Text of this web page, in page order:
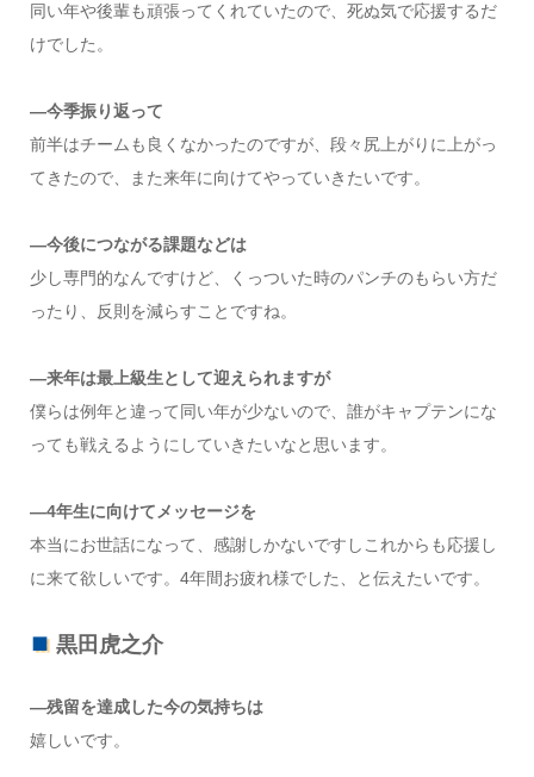
同い年や後輩も頑張ってくれていたので、死ぬ気で応援するだ
けでした。
―今季振り返って
前半はチームも良くなかったのですが、段々尻上がりに上がっ
てきたので、また来年に向けてやっていきたいです。
―今後につながる課題などは
少し専門的なんですけど、くっついた時のパンチのもらい方だ
ったり、反則を減らすことですね。
―来年は最上級生として迎えられますが
僕らは例年と違って同い年が少ないので、誰がキャプテンにな
っても戦えるようにしていきたいなと思います。
―4年生に向けてメッセージを
本当にお世話になって、感謝しかないですしこれからも応援し
に来て欲しいです。4年間お疲れ様でした、と伝えたいです。
黒田虎之介
―残留を達成した今の気持ちは
嬉しいです。